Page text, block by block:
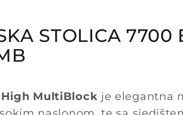
STOLICA 7700
High MultiBlock je elegantna